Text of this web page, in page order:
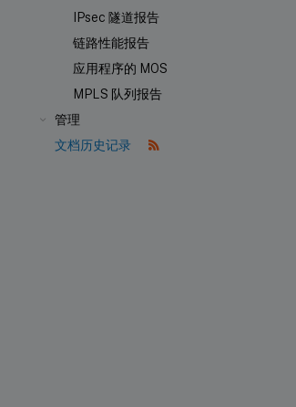
IPsec 隧道报告
链路性能报告
应用程序的 MOS
MPLS 队列报告
管理
文档历史记录